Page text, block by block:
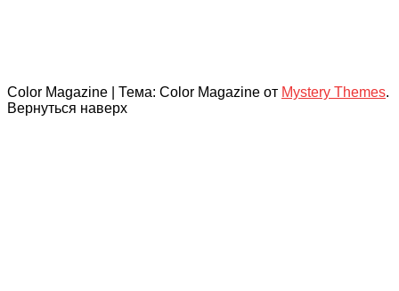
Color Magazine Тема: Color Magazine от Mystery Themes.
Вернуться наверх